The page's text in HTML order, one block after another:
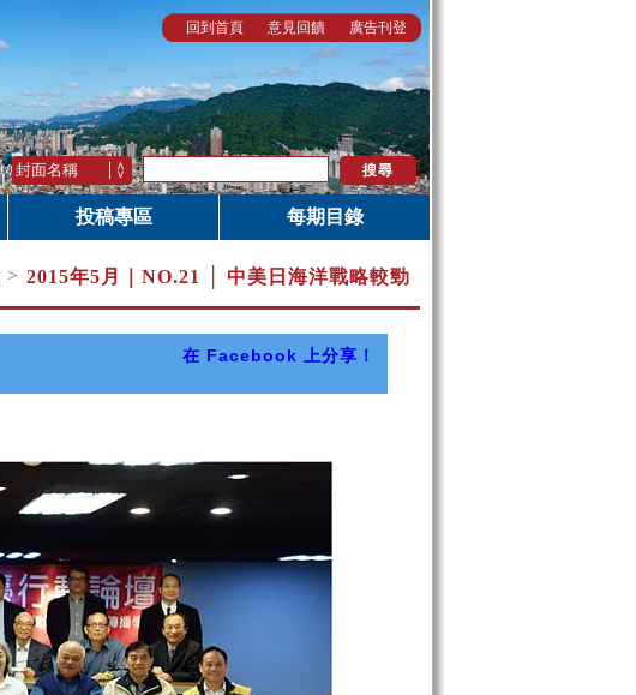
回到首頁 意見回饋 廣告刊登
投稿專區 每期目錄
> 2015年5月｜ NO.21 │ 中美日海洋戰略較勁
在 Facebook 上分享！